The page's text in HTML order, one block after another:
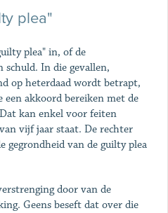
plea"
plea" in, of de
schuld. In die gevallen,
op heterdaad wordt betrapt,
akkoord bereiken met de
kan enkel voor feiten
vijf jaar staat. De rechter
gegrondheid van de guilty plea
door van de
Geens beseft dat over die